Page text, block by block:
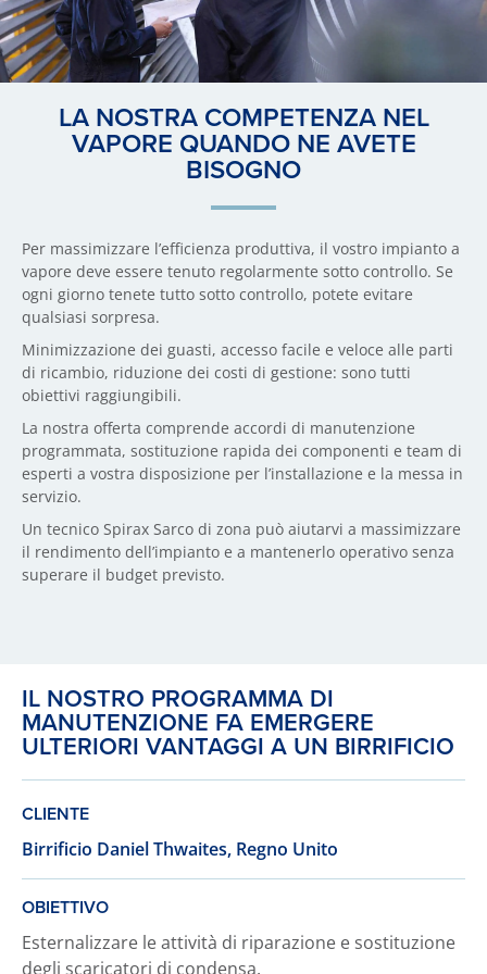
LA NOSTRA COMPETENZA NEL
VAPORE QUANDO NE AVETE
BISOGNO
Per massimizzare l’efficienza produttiva, il vostro impianto a
vapore deve essere tenuto regolarmente sotto controllo. Se
ogni giorno tenete tutto sotto controllo, potete evitare
qualsiasi sorpresa.
Minimizzazione dei guasti, accesso facile e veloce alle parti
di ricambio, riduzione dei costi di gestione: sono tutti
obiettivi raggiungibili.
La nostra offerta comprende accordi di manutenzione
programmata, sostituzione rapida dei componenti e team di
esperti a vostra disposizione per l’installazione e la messa in
servizio.
Un tecnico Spirax Sarco di zona può aiutarvi a massimizzare
il rendimento dell’impianto e a mantenerlo operativo senza
superare il budget previsto.
IL NOSTRO PROGRAMMA DI
MANUTENZIONE FA EMERGERE
ULTERIORI VANTAGGI A UN BIRRIFICIO
CLIENTE
Birrificio Daniel Thwaites, Regno Unito
OBIETTIVO
Esternalizzare le attività di riparazione e sostituzione
degli scaricatori di condensa.